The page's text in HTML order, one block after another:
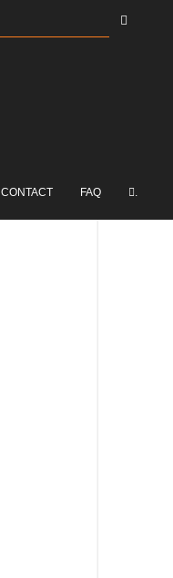
CONTACT FAQ .